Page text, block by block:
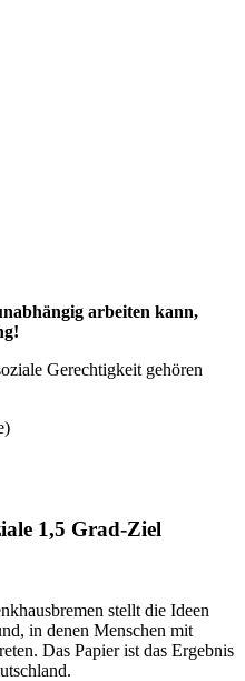
arbeiten kann,
Gerechtigkeit gehören
1,5 Grad-Ziel
stellt die Ideen
in denen Menschen mit
Das Papier ist das Ergebnis